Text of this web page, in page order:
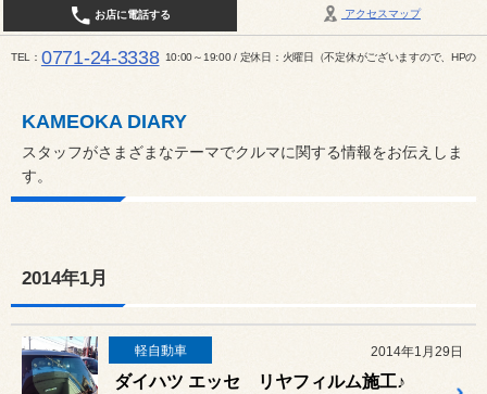
アクセスマップ
お店に電話する
TEL 0771-24-3338 10:00～19:00 / 定休日：火曜日（不定休がございますので、HPの
KAMEOKA DIARY
スタッフがさまざまなテーマでクルマに関する情報をお伝えしま
す。
2014年1月
軽自動車 2014年1月29日
ダイハツ エッセ リヤフィルム施工♪